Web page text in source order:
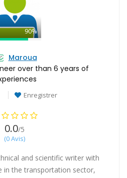
90%
Maroua
over than 6 years of
Enregistrer
0.0/5
(0 Avis)
and scientific writer with
in the transportation sector,